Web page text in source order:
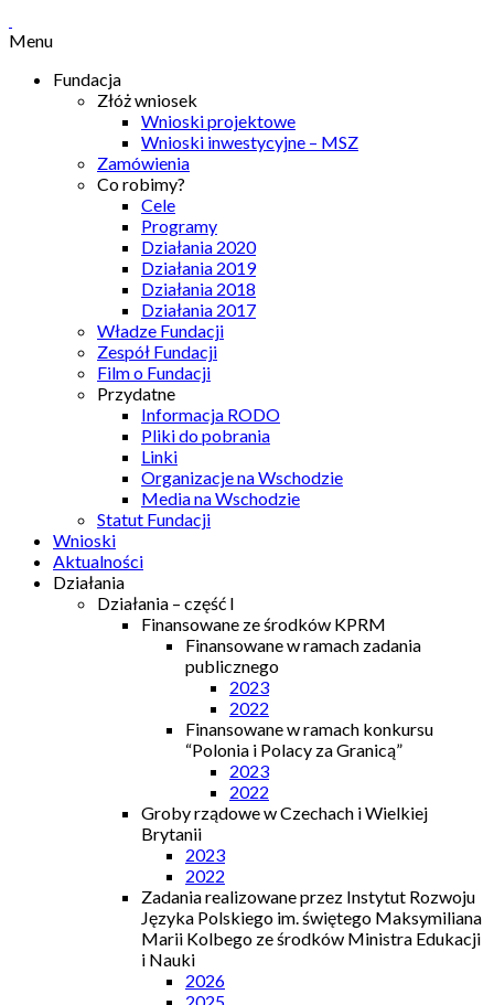
Menu
Fundacja
Złóż wniosek
Wnioski projektowe
Wnioski inwestycyjne – MSZ
Zamówienia
Co robimy?
Cele
Programy
Działania 2020
Działania 2019
Działania 2018
Działania 2017
Władze Fundacji
Zespół Fundacji
Film o Fundacji
Przydatne
Informacja RODO
Pliki do pobrania
Linki
Organizacje na Wschodzie
Media na Wschodzie
Statut Fundacji
Wnioski
Aktualności
Działania
Działania – część I
Finansowane ze środków KPRM
Finansowane w ramach zadania
publicznego
2023
2022
Finansowane w ramach konkursu
“Polonia i Polacy za Granicą”
2023
2022
Groby rządowe w Czechach i Wielkiej
Brytanii
2023
2022
Zadania realizowane przez Instytut Rozwoju
Języka Polskiego im. świętego Maksymiliana
Marii Kolbego ze środków Ministra Edukacji
i Nauki
2026